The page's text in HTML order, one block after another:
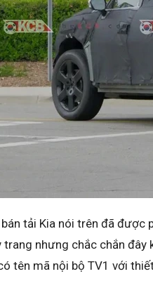
bán tải Kia nói trên đã được
trang nhưng chắc chắn đây
tên mã nội bộ TV1 với